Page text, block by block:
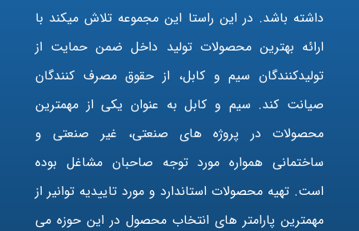
داشته باشد. در این راستا این مجموعه تلاش میکند با
ارائه بهترین محصولات تولید داخل ضمن حمایت از
تولیدکنندگان سیم و کابل، از حقوق مصرف کنندگان
صیانت کند. سیم و کابل به عنوان یکی از مهمترین
محصولات در پروژه های صنعتی، غیر صنعتی و
ساختمانی همواره مورد توجه صاحبان مشاغل بوده
است. تهیه محصولات استاندارد و مورد تاییدیه توانیر از
مهمترین پارامتر های انتخاب محصول در این حوزه می